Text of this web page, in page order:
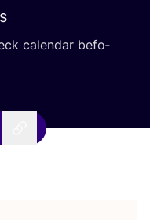
calen­dar befo­